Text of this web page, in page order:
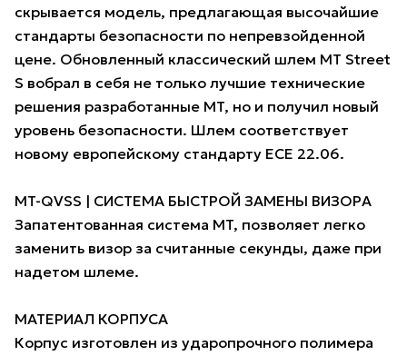
скрывается модель, предлагающая высочайшие
стандарты безопасности по непревзойденной
цене. Обновленный классический шлем MT Street
S вобрал в себя не только лучшие технические
решения разработанные MT, но и получил новый
уровень безопасности. Шлем соответствует
новому европейскому стандарту ECE 22.06.
MT-QVSS | СИСТЕМА БЫСТРОЙ ЗАМЕНЫ ВИЗОРА
Запатентованная система MT, позволяет легко
заменить визор за считанные секунды, даже при
надетом шлеме.
МАТЕРИАЛ КОРПУСА
Корпус изготовлен из ударопрочного полимера